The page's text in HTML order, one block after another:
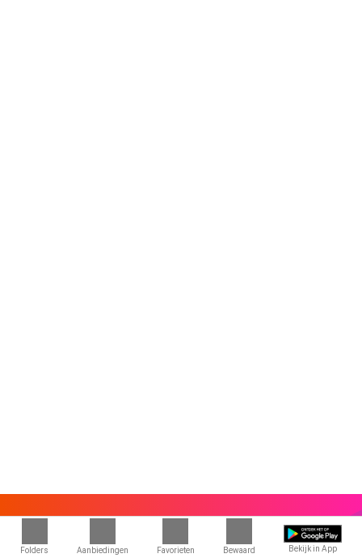
Folders Aanbiedingen Favorieten Bewaard Bekijk in App